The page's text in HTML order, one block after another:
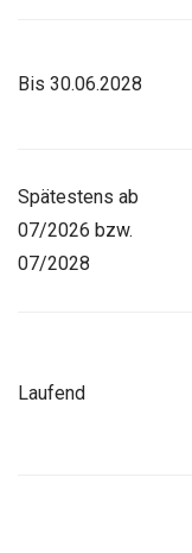
Bis 30.06.2028
Spätestens ab
07/2026 bzw.
07/2028
Laufend